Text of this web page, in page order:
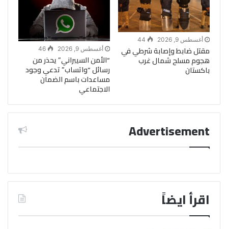
أغسطس 9, 2026 44
مقتل ضابط وإصابة شرطي في
هجوم مسلح شمال غرب
باكستان
أغسطس 9, 2026 46
“الأمن السيبراني” يحذر من
رسائل “واتساب” تدعي وجود
مساعدات باسم الضمان
الاجتماعي
Advertisement
اقرأ ايضاً